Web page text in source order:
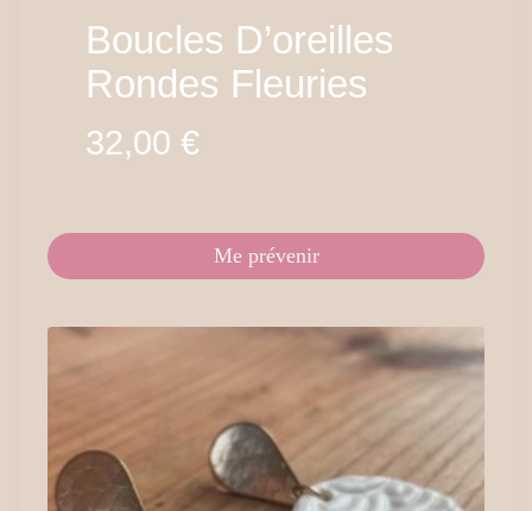
Boucles D’oreilles
Rondes Fleuries
32,00 €
Me prévenir